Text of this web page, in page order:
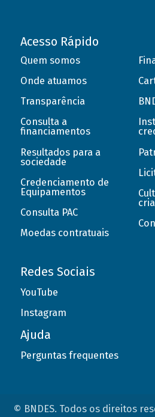
Acesso Rápido
Quem somos
Onde atuamos
Transparência
Consulta a
financiamentos
Resultados para a
sociedade
Credenciamento de
Equipamentos
Consulta PAC
Moedas contratuais
Redes Sociais
YouTube
Instagram
Ajuda
Perguntas frequentes
© BNDES. Todos os direitos